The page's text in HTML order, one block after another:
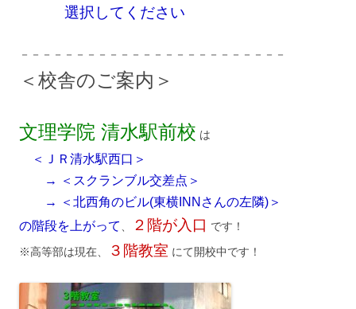
選択してください
－－－－－－－－－－－－－－－－－－－－－－－－
＜校舎のご案内＞
文理学院 清水駅前校 は
＜ＪＲ清水駅西口＞
→ ＜スクランブル交差点＞
→ ＜北西角のビル(東横INNさんの左隣)＞
の階段を上がって
２階が入口 です！
※高等部は現在、
３階教室 にて開校中です！